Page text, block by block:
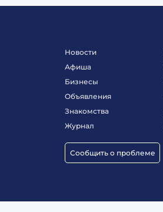
Новости
Афиша
Бизнесы
Объявления
Знакомства
Журнал
Сообщить о проблеме